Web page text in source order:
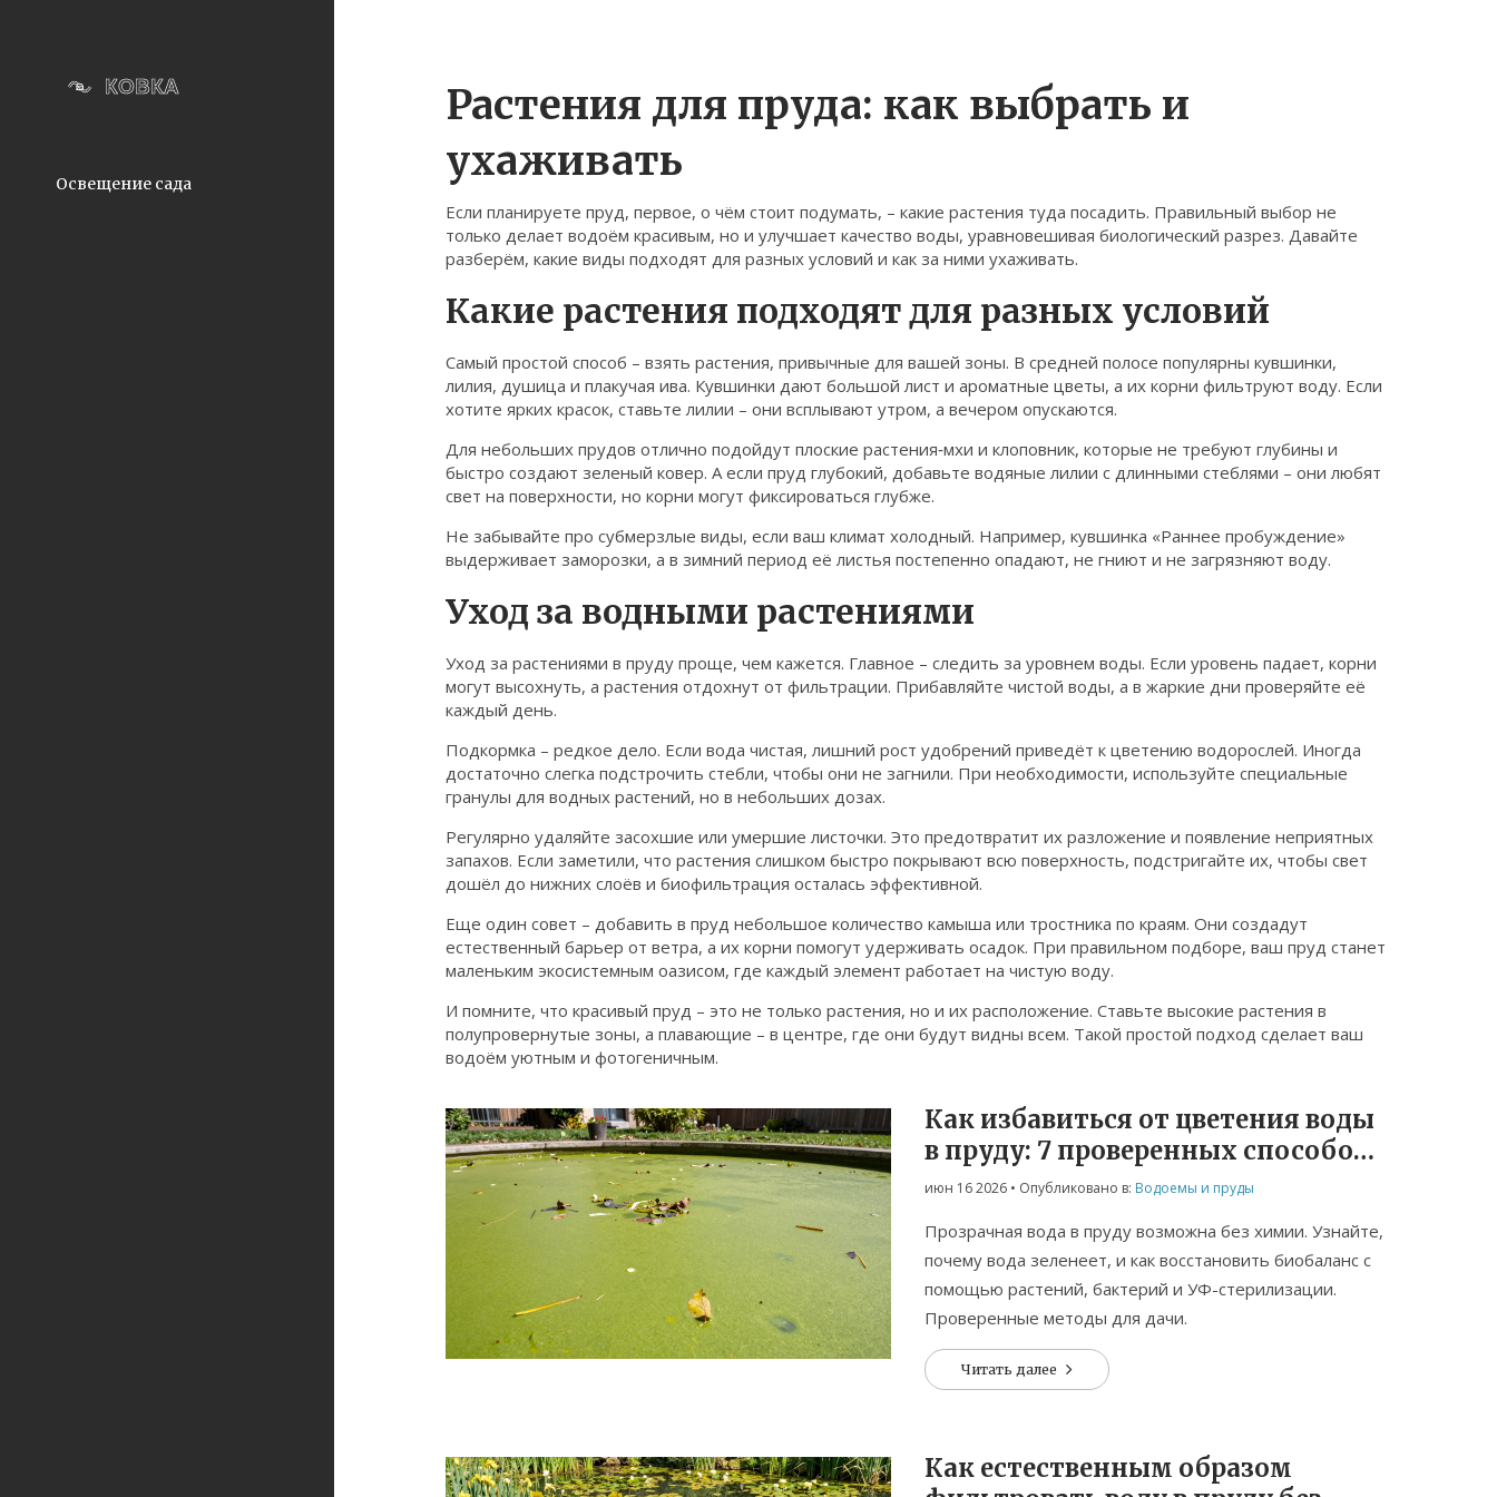
Освещение сада
Растения для пруда: как выбрать и
ухаживать
Если планируете пруд, первое, о чём стоит подумать, – какие растения туда посадить. Правильный выбор не
только делает водоём красивым, но и улучшает качество воды, уравновешивая биологический разрез. Давайте
разберём, какие виды подходят для разных условий и как за ними ухаживать.
Какие растения подходят для разных условий
Самый простой способ – взять растения, привычные для вашей зоны. В средней полосе популярны кувшинки,
лилия, душица и плакучая ива. Кувшинки дают большой лист и ароматные цветы, а их корни фильтруют воду. Если
хотите ярких красок, ставьте лилии – они всплывают утром, а вечером опускаются.
Для небольших прудов отлично подойдут плоские растения‑мхи и клоповник, которые не требуют глубины и
быстро создают зеленый ковер. А если пруд глубокий, добавьте водяные лилии с длинными стеблями – они любят
свет на поверхности, но корни могут фиксироваться глубже.
Не забывайте про субмерзлые виды, если ваш климат холодный. Например, кувшинка «Раннее пробуждение»
выдерживает заморозки, а в зимний период её листья постепенно опадают, не гниют и не загрязняют воду.
Уход за водными растениями
Уход за растениями в пруду проще, чем кажется. Главное – следить за уровнем воды. Если уровень падает, корни
могут высохнуть, а растения отдохнут от фильтрации. Прибавляйте чистой воды, а в жаркие дни проверяйте её
каждый день.
Подкормка – редкое дело. Если вода чистая, лишний рост удобрений приведёт к цветению водорослей. Иногда
достаточно слегка подстрочить стебли, чтобы они не загнили. При необходимости, используйте специальные
гранулы для водных растений, но в небольших дозах.
Регулярно удаляйте засохшие или умершие листочки. Это предотвратит их разложение и появление неприятных
запахов. Если заметили, что растения слишком быстро покрывают всю поверхность, подстригайте их, чтобы свет
дошёл до нижних слоёв и биофильтрация осталась эффективной.
Еще один совет – добавить в пруд небольшое количество камыша или тростника по краям. Они создадут
естественный барьер от ветра, а их корни помогут удерживать осадок. При правильном подборе, ваш пруд станет
маленьким экосистемным оазисом, где каждый элемент работает на чистую воду.
И помните, что красивый пруд – это не только растения, но и их расположение. Ставьте высокие растения в
полупровернутые зоны, а плавающие – в центре, где они будут видны всем. Такой простой подход сделает ваш
водоём уютным и фотогеничным.
Как избавиться от цветения воды
в пруду: 7 проверенных способов
для чистого водоема
июн 16 2026 • Опубликовано в: Водоемы и пруды
Прозрачная вода в пруду возможна без химии. Узнайте,
почему вода зеленеет, и как восстановить биобаланс с
помощью растений, бактерий и УФ-стерилизации.
Проверенные методы для дачи.
Читать далее
Как естественным образом